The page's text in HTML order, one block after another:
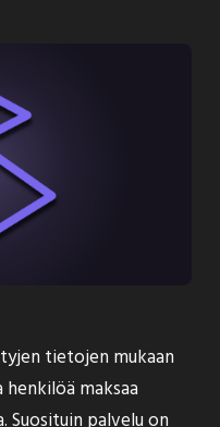
tietojen mukaan
maksaa
Suosituin palvelu on